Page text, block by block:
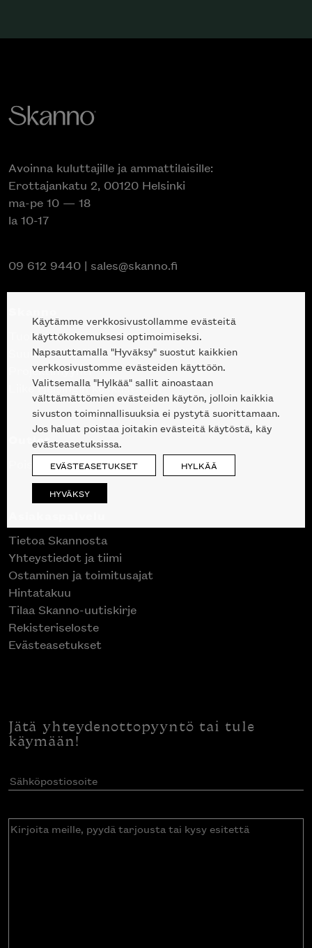
Avoinna kuluttajille ja ammattilaisille:
Erottajankatu 2, 00120 Helsinki
ma-pe 10 — 18
la 10-17
09 612 9440 | sales@skanno.fi
Tuotteet
Suunnittelupalvelu
Projektimyynti
Liike Helsingin keskustassa
Outlet
Poistuvat mallikappaleet
Tietoa Skannosta
Yhteystiedot ja tiimi
Ostaminen ja toimitusajat
Hintatakuu
Tilaa Skanno-uutiskirje
Rekisteriseloste
Evästeasetukset
Jätä yhteydenottopyyntö tai tule
käymään!
Sähköpostiosoite(Pakollinen)
Kirjoita
Käytämme verkkosivustollamme evästeitä
käyttökokemuksesi optimoimiseksi.
Napsauttamalla "Hyväksy" suostut kaikkien
verkkosivustomme evästeiden käyttöön.
Valitsemalla "Hylkää" sallit ainoastaan
välttämättömien evästeiden käytön, jolloin kaikkia
sivuston toiminnallisuuksia ei pystytä suorittamaan.
Jos haluat poistaa joitakin evästeitä käytöstä, käy
evästeasetuksissa.
EVÄSTEASETUKSET HYLKÄÄ
HYVÄKSY